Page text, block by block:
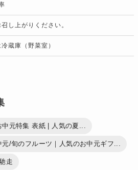
し上がりください。
蔵庫（野菜室）
元特集 表紙 | 人気の夏...
元/旬のフルーツ｜人気のお中元ギフ...
走